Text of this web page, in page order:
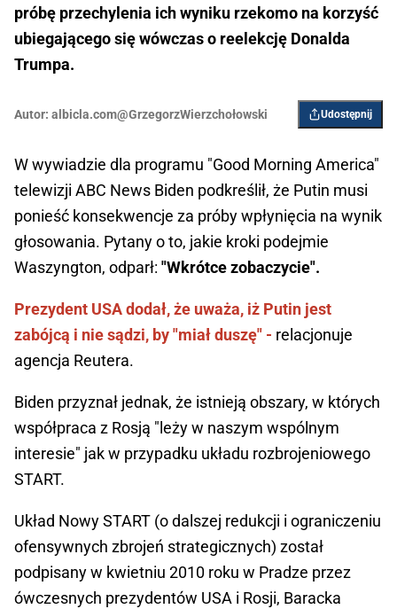
próbę przechylenia ich wyniku rzekomo na korzyść
ubiegającego się wówczas o reelekcję Donalda
Trumpa.
Autor: albicla.com@GrzegorzWierzchołowski Udostępnij
W wywiadzie dla programu "Good Morning America"
telewizji ABC News Biden podkreślił, że Putin musi
ponieść konsekwencje za próby wpłynięcia na wynik
głosowania. Pytany o to, jakie kroki podejmie
Waszyngton, odparł: "Wkrótce zobaczycie".
Prezydent USA dodał, że uważa, iż Putin jest
zabójcą i nie sądzi, by "miał duszę" - relacjonuje
agencja Reutera.
Biden przyznał jednak, że istnieją obszary, w których
współpraca z Rosją "leży w naszym wspólnym
interesie" jak w przypadku układu rozbrojeniowego
START.
Układ Nowy START (o dalszej redukcji i ograniczeniu
ofensywnych zbrojeń strategicznych) został
podpisany w kwietniu 2010 roku w Pradze przez
ówczesnych prezydentów USA i Rosji, Baracka